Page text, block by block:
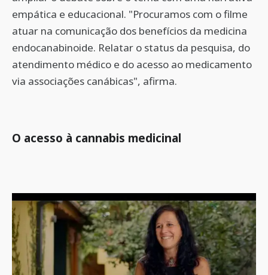
empática e educacional. "Procuramos com o filme
atuar na comunicação dos benefícios da medicina
endocanabinoide. Relatar o status da pesquisa, do
atendimento médico e do acesso ao medicamento
via associações canábicas", afirma.
O acesso à cannabis medicinal